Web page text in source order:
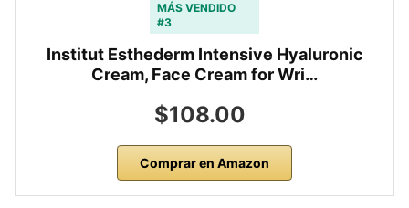
MÁS VENDIDO
#3
Institut Esthederm Intensive Hyaluronic
Cream, Face Cream for Wri…
$108.00
Comprar en Amazon